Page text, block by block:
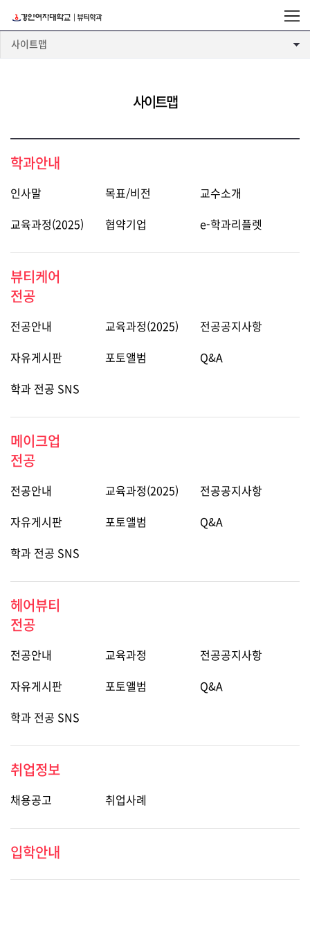
사이트맵
사이트맵
학과안내
인사말 목표/비전 교수소개
교육과정(2025) 협약기업 e-학과리플렛
뷰티케어
전공
전공안내 교육과정(2025) 전공공지사항
자유게시판 포토앨범 Q&A
학과 전공 SNS
메이크업
전공
전공안내 교육과정(2025) 전공공지사항
자유게시판 포토앨범 Q&A
학과 전공 SNS
헤어뷰티
전공
전공안내 교육과정 전공공지사항
자유게시판 포토앨범 Q&A
학과 전공 SNS
취업정보
채용공고 취업사례
입학안내